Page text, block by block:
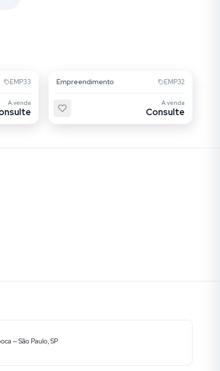
EMP33
À venda
Empreendimento EMP32
À venda
Consulte
— São Paulo, SP